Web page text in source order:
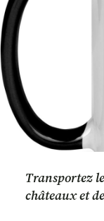
Transportez
châteaux et